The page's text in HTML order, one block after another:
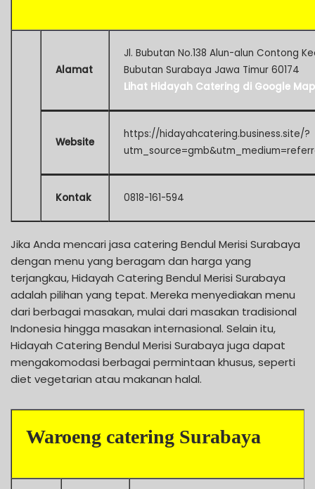
Alamat
Jl. Bubutan No.138 Alun-alun Contong
Bubutan Surabaya Jawa Timur 60174
Lihat Hidayah Catering di Google Map
Website
https://hidayahcatering.business.site/?
Kontak 0818-161-594
Jika Anda mencari jasa catering Bendul Merisi Surabaya
dengan menu yang beragam dan harga yang
terjangkau, Hidayah Catering Bendul Merisi Surabaya
adalah pilihan yang tepat. Mereka menyediakan menu
dari berbagai masakan, mulai dari masakan tradisional
Indonesia hingga masakan internasional. Selain itu,
Hidayah Catering Bendul Merisi Surabaya juga dapat
mengakomodasi berbagai permintaan khusus, seperti
diet vegetarian atau makanan halal.
Waroeng catering Surabaya